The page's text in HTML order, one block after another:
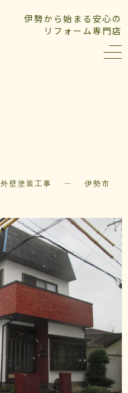
伊勢から始まる安心の
リフォーム専門店
外壁塗装工事 —
伊勢市